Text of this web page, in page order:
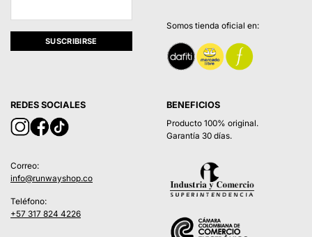
Somos tienda oficial en:
REDES SOCIALES
Correo:
info@runwayshop.co
Teléfono:
+57 317 824 4226
BENEFICIOS
Producto 100% original.
Garantía 30 días.